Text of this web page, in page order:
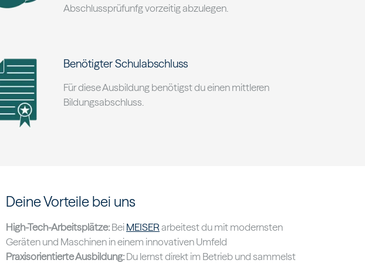
Abschlussprüfunfg vorzeitig abzulegen.
Benötigter Schulabschluss
Für diese Ausbildung benötigst du einen mittleren
Bildungsabschluss.
Deine Vorteile bei uns
High-Tech-Arbeitsplätze:BeiMEISERarbeitest du mit modernsten
Geräten und Maschinen in einem innovativen Umfeld
Praxisorientierte Ausbildung:Du lernst direkt im Betrieb und sammelst